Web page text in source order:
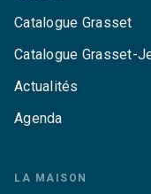
Catalogue Grasset
Catalogue Grasset-
Actualités
Agenda
LA MAISON